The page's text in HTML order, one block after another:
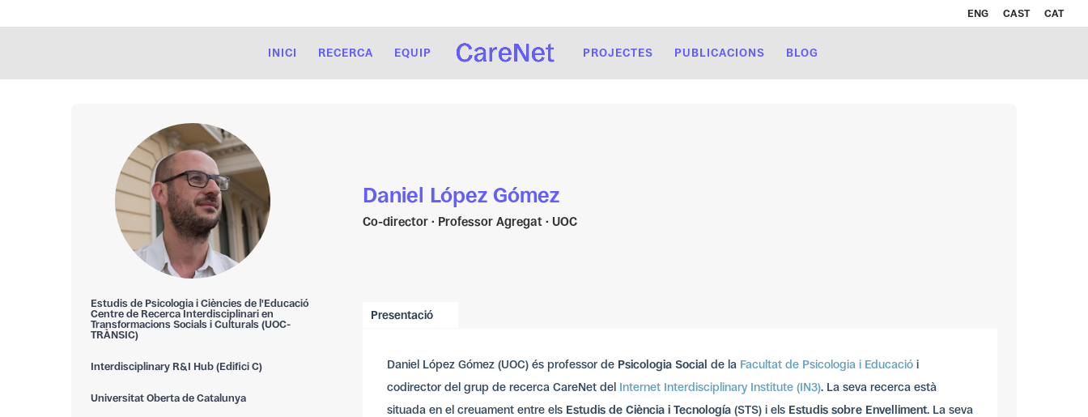
ENG CAST CAT
INICI RECERCA EQUIP PROJECTES PUBLICACIONS BLOG
Estudis de Psicologia i Ciències de l'Educació
Centre de Recerca Interdisciplinari en
Transformacions Socials i Culturals (UOC-
TRÀNSIC)
Interdisciplinary R&I Hub (Edifici C)
Universitat Oberta de Catalunya
Daniel López Gómez
Co-director · Professor Agregat · UOC
Presentació
Daniel López Gómez (UOC) és professor de Psicologia Social de la Facultat de Psicologia i Educació i
codirector del grup de recerca CareNet del Internet Interdisciplinary Institute (IN3). La seva recerca està
situada en el creuament entre els Estudis de Ciència i Tecnología (STS) i els Estudis sobre Envelliment. La seva